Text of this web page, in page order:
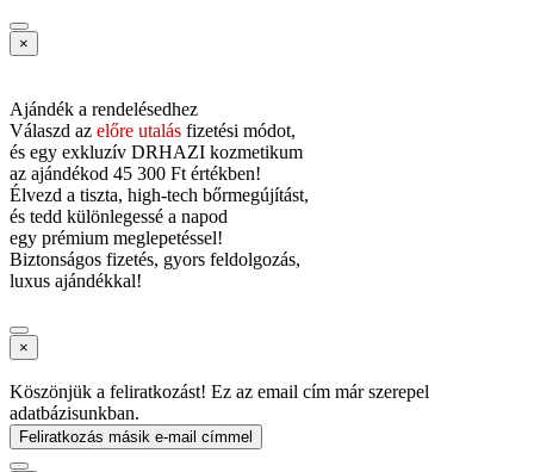
×
Ajándék a rendelésedhez
Válaszd az előre utalás fizetési módot,
és egy exkluzív DRHAZI kozmetikum
az ajándékod 45 300 Ft értékben!
Élvezd a tiszta, high-tech bőrmegújítást,
és tedd különlegessé a napod
egy prémium meglepetéssel!
Biztonságos fizetés, gyors feldolgozás,
luxus ajándékkal!
×
Köszönjük a feliratkozást! Ez az email cím már szerepel
adatbázisunkban.
Feliratkozás másik e-mail címmel